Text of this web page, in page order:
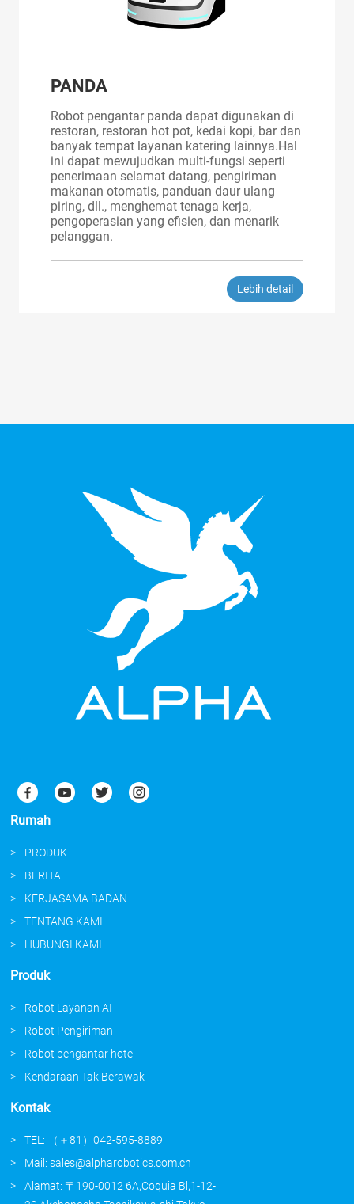
PANDA
Robot pengantar panda dapat digunakan di
restoran, restoran hot pot, kedai kopi, bar dan
banyak tempat layanan katering lainnya.Hal
ini dapat mewujudkan multi-fungsi seperti
penerimaan selamat datang, pengiriman
makanan otomatis, panduan daur ulang
piring, dll., menghemat tenaga kerja,
pengoperasian yang efisien, dan menarik
pelanggan.
Lebih detail
Rumah
PRODUK
BERITA
KERJASAMA BADAN
TENTANG KAMI
HUBUNGI KAMI
Produk
Robot Layanan AI
Robot Pengiriman
Robot pengantar hotel
Kendaraan Tak Berawak
Kontak
TEL: （＋81）042-595-8889
Mail: sales@alpharobotics.com.cn
Alamat: 〒190-0012 6A,Coquia Bl,1-12-